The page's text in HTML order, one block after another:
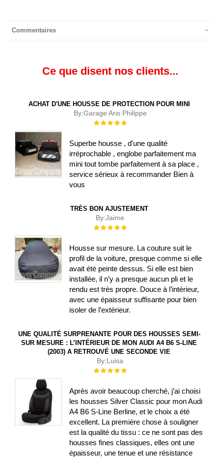
Commentaires
Ce que disent nos clients...
ACHAT D'UNE HOUSSE DE PROTECTION POUR MINI
By:Garage Aris Philippe
Évaluation :
Superbe housse , d'une qualité
irréprochable , englobe parfaitement ma
mini tout tombe parfaitement à sa place ,
service sérieux à recommander Bien à
vous
TRÈS BON AJUSTEMENT
By:Jaime
Évaluation :
Housse sur mesure. La couture suit le
profil de la voiture, presque comme si elle
avait été peinte dessus. Si elle est bien
installée, il n’y a presque aucun pli et le
rendu est très propre. Douce à l’intérieur,
avec une épaisseur suffisante pour bien
isoler de l’extérieur.
UNE QUALITÉ SURPRENANTE POUR DES HOUSSES SEMI-
SUR MESURE : L’INTÉRIEUR DE MON AUDI A4 B6 S-LINE
(2003) A RETROUVÉ UNE SECONDE VIE
By:Luisa
Évaluation :
Après avoir beaucoup cherché, j’ai choisi
les housses Silver Classic pour mon Audi
A4 B6 S-Line Berline, et le choix a été
excellent. La première chose à souligner
est la qualité du tissu : ce ne sont pas des
housses fines classiques, elles ont une
épaisseur, une tenue et une résistance